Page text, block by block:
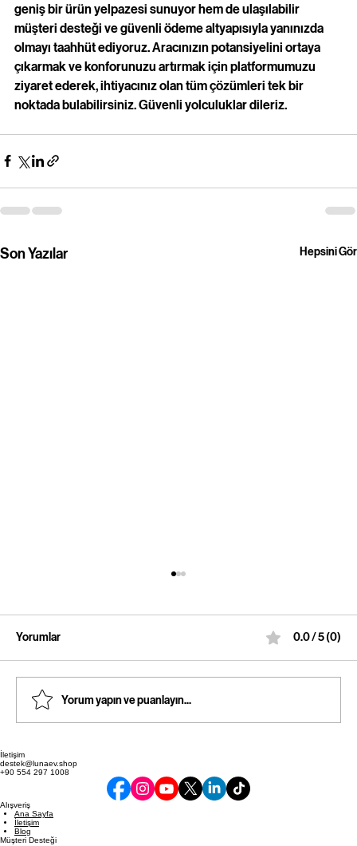
geniş bir ürün yelpazesi sunuyor hem de ulaşılabilir
müşteri desteği ve güvenli ödeme altyapısıyla yanınızda
olmayı taahhüt ediyoruz. Aracınızın potansiyelini ortaya
çıkarmak ve konforunuzu artırmak için platformumuzu
ziyaret ederek, ihtiyacınız olan tüm çözümleri tek bir
noktada bulabilirsiniz. Güvenli yolculuklar dileriz.
Son Yazılar Hepsini Gör
Yorumlar 0.0 / 5 (0)
Yorum yapın ve puanlayın...
İletişim
destek@lunaev.shop
+90 554 297 1008
Alışveriş
Ana Sayfa
İletişim
Blog
Müşteri Desteği